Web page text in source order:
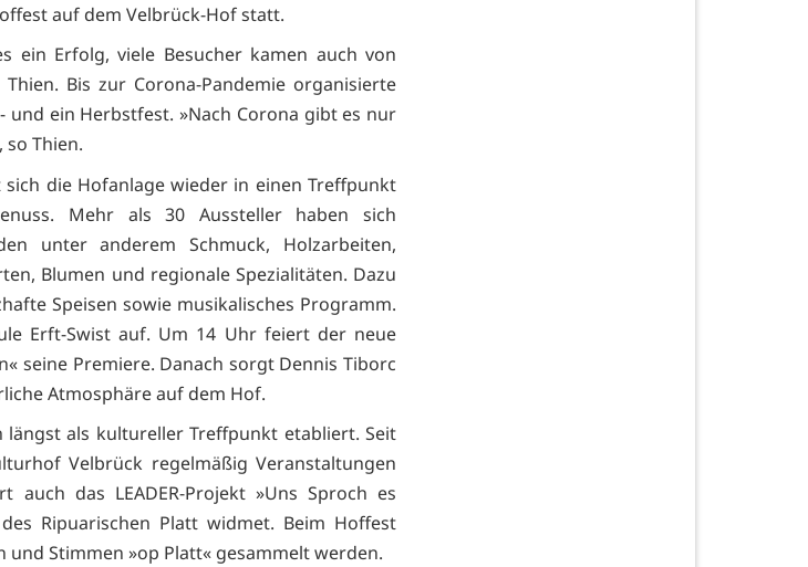
auf dem Velbrück-Hof statt.
ein Erfolg, viele Besucher kamen auch von
Bis zur Corona-Pandemie organisierte
und ein Herbstfest. »Nach Corona gibt es nur
so Thien.
die Hofanlage wieder in einen Treffpunkt
Mehr als 30 Aussteller haben sich
unter anderem Schmuck, Holzarbeiten,
Blumen und regionale Spezialitäten. Dazu
Speisen sowie musikalisches Programm.
Erft-Swist auf. Um 14 Uhr feiert der neue
seine Premiere. Danach sorgt Dennis Tiborc
Atmosphäre auf dem Hof.
als kultureller Treffpunkt etabliert. Seit
Velbrück regelmäßig Veranstaltungen
das LEADER-Projekt »Uns Sproch es
Ripuarischen Platt widmet. Beim Hoffest
und Stimmen »op Platt« gesammelt werden.